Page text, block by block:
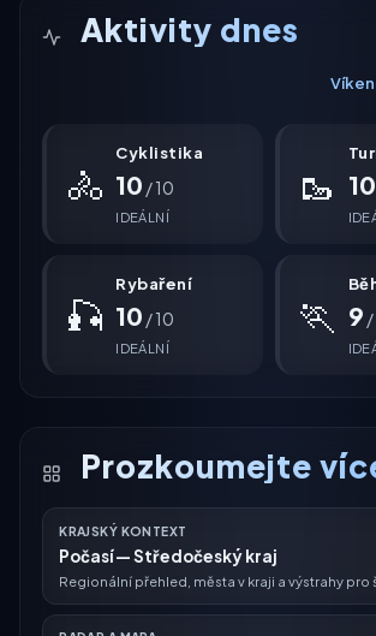
Aktivity dnes
🚴
Cyklistika
10 / 10
IDEÁLNÍ
🥾 10
🎣
Rybaření
10 / 10
IDEÁLNÍ
🏃 9 /
Prozkoumejte
KRAJSKÝ KONTEXT
Počasí — Středočeský kraj
Regionální přehled, města v kraji a výstrahy pro